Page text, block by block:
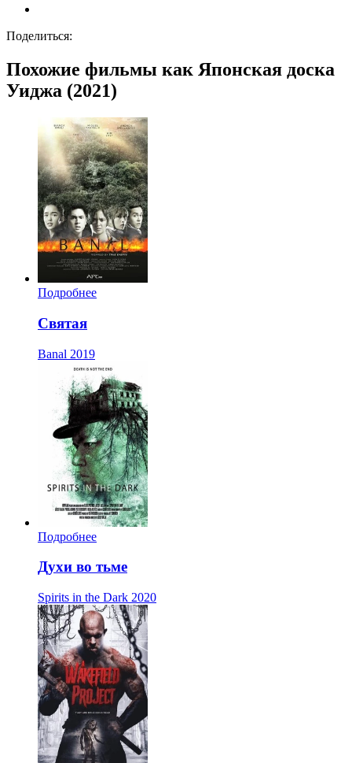
Поделиться:
Похожие фильмы как Японская доска
Уиджа (2021)
Подробнее
Святая
Banal 2019
Подробнее
Духи во тьме
Spirits in the Dark 2020